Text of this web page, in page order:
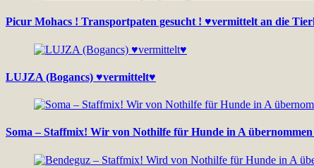
Picur Mohacs ! Transportpaten gesucht ! ♥vermittelt an die
LUJZA (Bogancs) ♥vermittelt♥
Soma – Staffmix! Wir von Nothilfe für Hunde in A